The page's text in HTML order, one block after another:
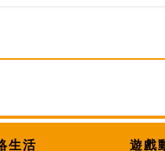
生活 遊戲